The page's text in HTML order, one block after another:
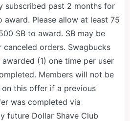
subscribed past 2 months for
award. Please allow at least 75
SB to award. SB may be
orders. Swagbucks
(1) one time per user
Members will not be
this offer if a previous
was completed via
future Dollar Shave Club